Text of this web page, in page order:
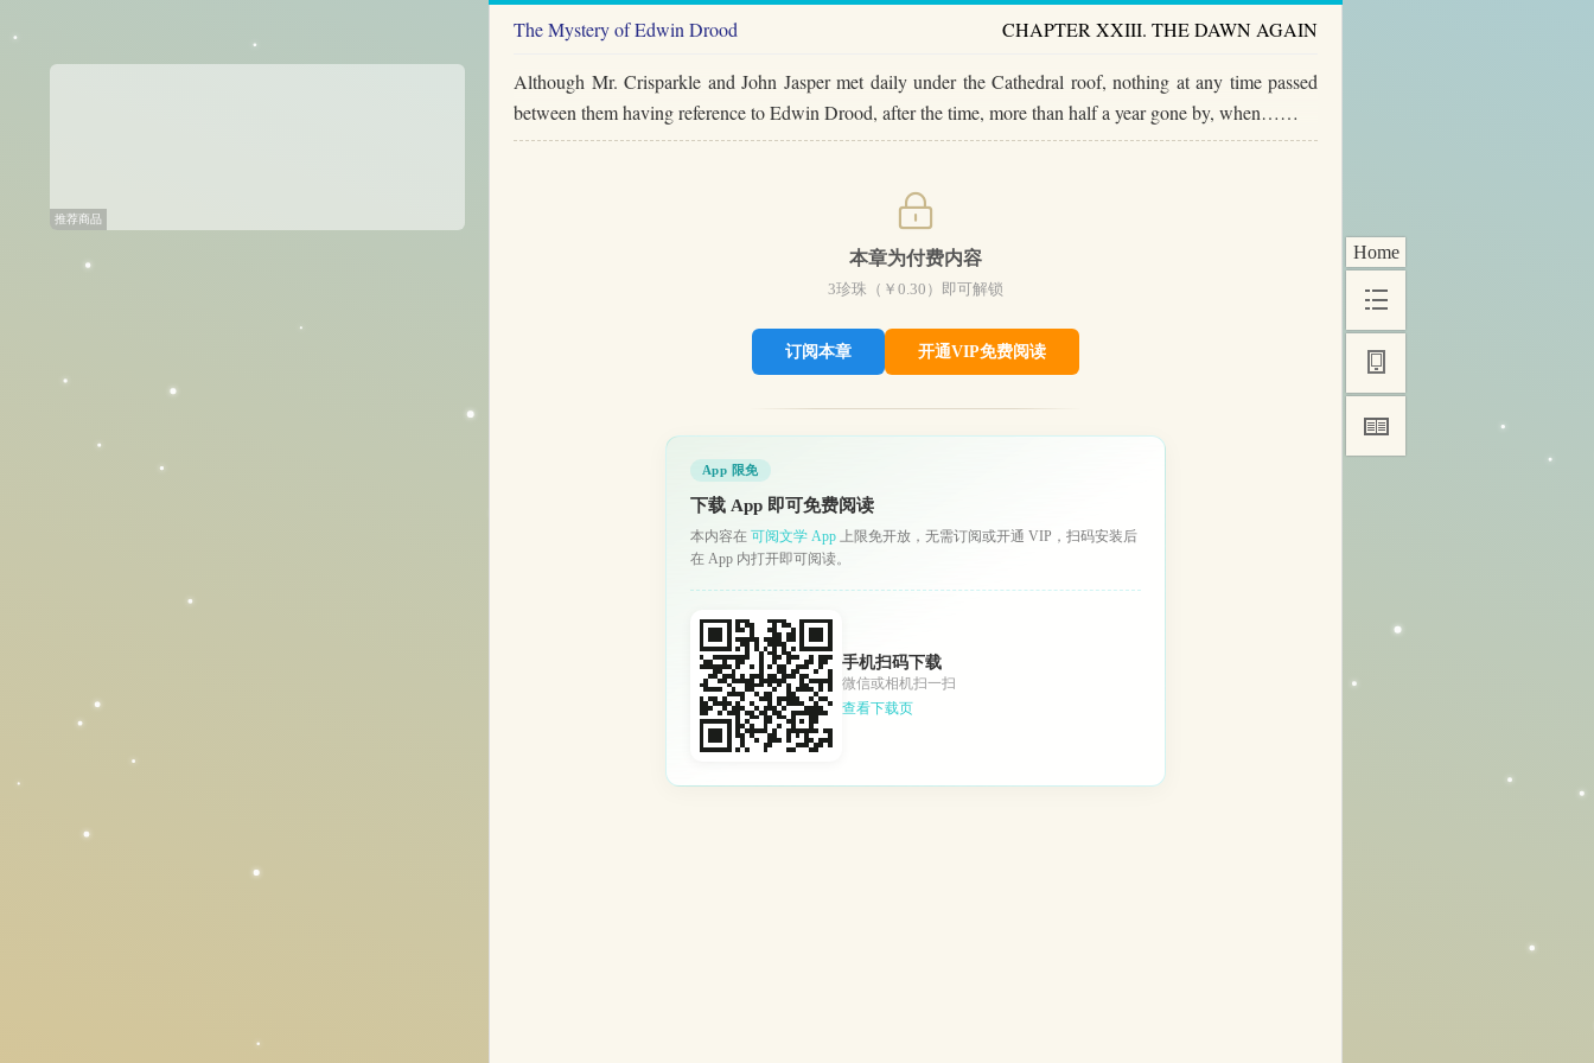
Home
The Mystery of Edwin Drood CHAPTER XXIII. THE DAWN AGAIN
Although Mr. Crisparkle and John Jasper met daily under the Cathedral roof, nothing at any time passed
between them having reference to Edwin Drood, after the time, more than half a year gone by, when……
本章为付费内容
3珍珠（￥ 0.30 ）即可解锁
订阅本章 开通VIP免费阅读
App 限免
下载 App 即可免费阅读
本内容在 可阅文学 App 上限免开放，无需订阅或开通 VIP，扫码安装后
在 App 内打开即可阅读。
手机扫码下载
微信或相机扫一扫
查看下载页
推荐商品